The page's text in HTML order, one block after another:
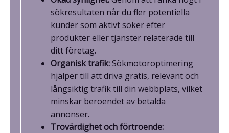
sökresultaten når du fler potentiella
kunder som aktivt söker efter
produkter eller tjänster relaterade till
ditt företag.
Organisk trafik:Sökmotoroptimering
hjälper till att driva gratis, relevant och
långsiktig trafik till din webbplats, vilket
minskar beroendet av betalda
annonser.
Trovärdighet och förtroende: